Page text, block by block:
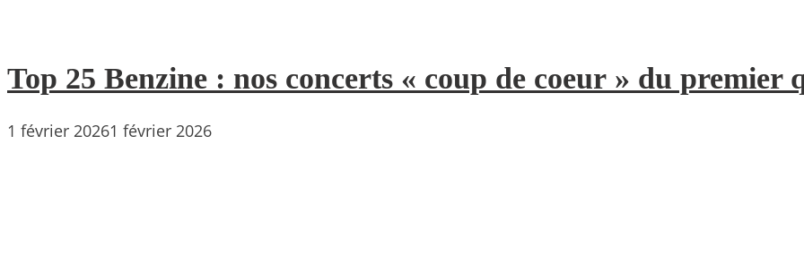
Top 25 Benzine : nos concerts « coup de coeur » du premier
1 février 20261 février 2026